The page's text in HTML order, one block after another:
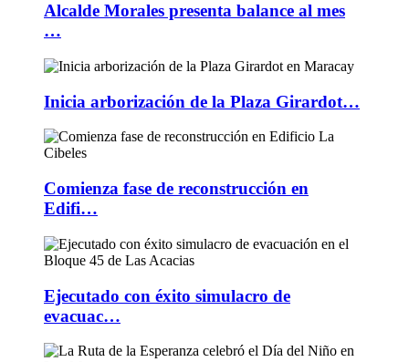
Alcalde Morales presenta balance al mes
…
Inicia arborización de la Plaza Girardot…
Comienza fase de reconstrucción en
Edifi…
Ejecutado con éxito simulacro de
evacuac…